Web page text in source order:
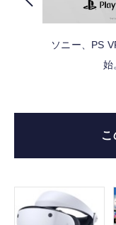
ソニー、PS
始
こ